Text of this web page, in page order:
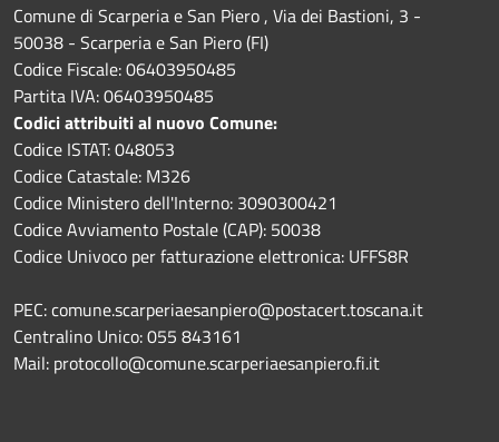
Comune di Scarperia e San Piero , Via dei Bastioni, 3 -
50038 - Scarperia e San Piero (FI)
Codice Fiscale: 06403950485
Partita IVA: 06403950485
Codici attribuiti al nuovo Comune:
Codice ISTAT: 048053
Codice Catastale: M326
Codice Ministero dell'Interno: 3090300421
Codice Avviamento Postale (CAP): 50038
Codice Univoco per fatturazione elettronica: UFFS8R
PEC: comune.scarperiaesanpiero@postacert.toscana.it
Centralino Unico: 055 843161
Mail: protocollo@comune.scarperiaesanpiero.fi.it